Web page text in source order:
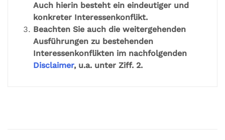
Auch hierin besteht ein eindeutiger und
konkreter Interessenkonflikt.
Beachten Sie auch die weitergehenden
Ausführungen zu bestehenden
Interessenkonflikten im nachfolgenden
Disclaimer, u.a. unter Ziff. 2.